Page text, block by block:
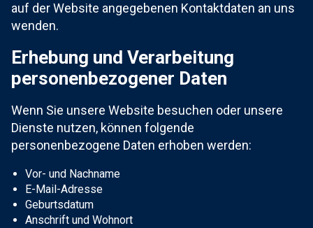
auf der Website angegebenen Kontaktdaten an uns
wenden.
Erhebung und Verarbeitung
personenbezogener Daten
Wenn Sie unsere Website besuchen oder unsere
Dienste nutzen, können folgende
personenbezogene Daten erhoben werden:
Vor- und Nachname
E-Mail-Adresse
Geburtsdatum
Anschrift und Wohnort